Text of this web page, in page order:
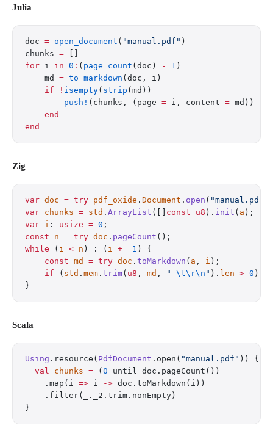
Julia
doc = open_document ( "manual.pdf" )
chunks =
for i in 0 : ( page_count (doc) - 1 )
    md
= to_markdown (doc, i)
    if
! isempty( strip (md))
        push!
(chunks, (page = i, content = md))
    end
end
Zig
var doc = try pdf_oxide . Document . open ( "manual.pdf"
var chunks = std . ArrayList ([] const u8 ). init ( a );
var i : usize = 0 ;
const n = try doc . pageCount ();
while ( i < n ) : ( i += 1 ) {
    const
md = try doc . toMarkdown ( a , i );
    if
( std . mem . trim( u8 , md , " \t\r\n " ). len > 0 )
}
Scala
Using .resource( PdfDocument .open( "manual.pdf" )) {
  val
chunks = ( 0 until doc.pageCount())
    .map(i
=> i -> doc.toMarkdown(i))
    .filter(_._2.trim.nonEmpty)
}